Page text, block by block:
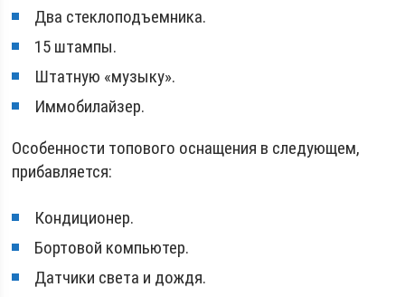
Два стеклоподъемника.
15 штампы.
Штатную «музыку».
Иммобилайзер.
Особенности топового оснащения в следующем,
прибавляется:
Кондиционер.
Бортовой компьютер.
Датчики света и дождя.